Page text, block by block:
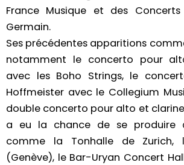
France Musique et des
Germain.
Ses précédentes apparitions
notamment le concerto pour
avec les Boho Strings, le
Hoffmeister avec le Collegium
double concerto pour alto et
a eu la chance de se produire
comme la Tonhalle de Zurich,
(Genève), le Bar-Uryan Concert